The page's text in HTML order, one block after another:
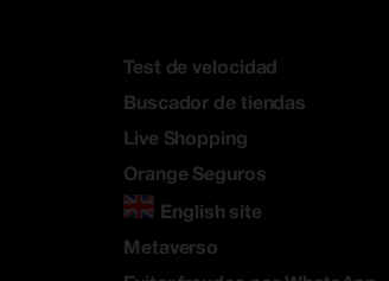
Test de velocidad
Buscador de tiendas
Live Shopping
Orange Seguros
English site
Metaverso